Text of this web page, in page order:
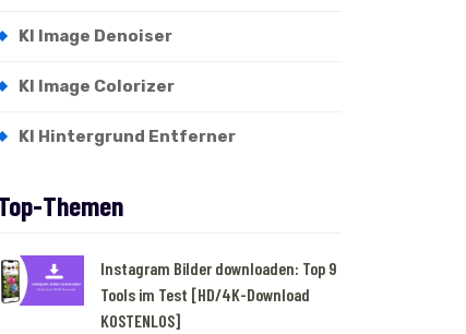
KI Image Denoiser
KI Image Colorizer
KI Hintergrund Entferner
Themen
Instagram Bilder downloaden: Top 9
Tools im Test [HD/4K-Download
KOSTENLOS]